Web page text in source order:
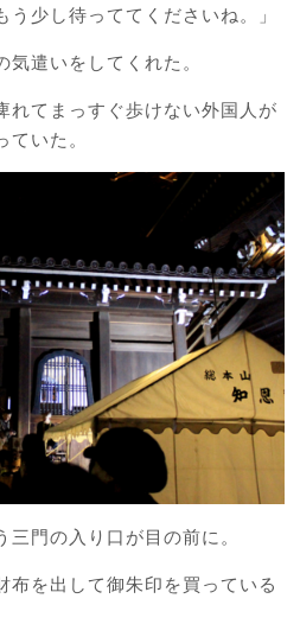
少し待っててくださいね。」
気遣いをしてくれた。
れてまっすぐ歩けない外国人が
いた。
門の入り口が目の前に。
布を出して御朱印を買っている